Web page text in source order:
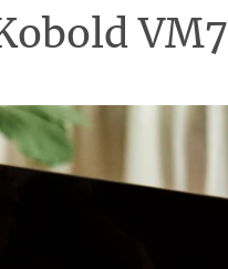
VM7